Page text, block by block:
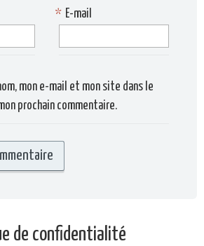
E-mail
*
mon e-mail et mon site dans le
prochain commentaire.
de confidentialité